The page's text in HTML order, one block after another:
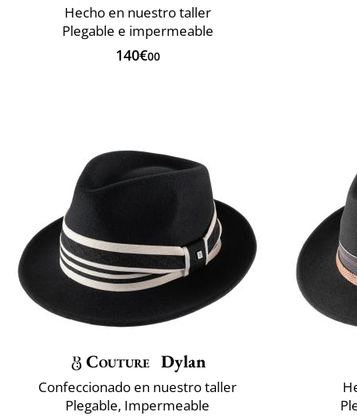
Hecho en nuestro taller
Plegable e impermeable
140€00
Couture Dylan
Confeccionado en nuestro taller
Plegable, Impermeable